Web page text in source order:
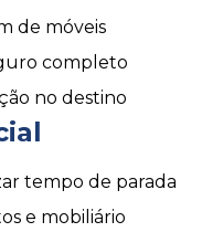
de móveis
completo
no destino
tempo de parada
e mobiliário